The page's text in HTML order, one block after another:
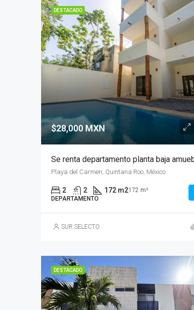
DESTACADO
$28,000 MXN
Playa del Carmen, Quintana Roo, México
2 2 172 m2172 m²
DEPARTAMENTO
SUR SELECTO
DESTACADO